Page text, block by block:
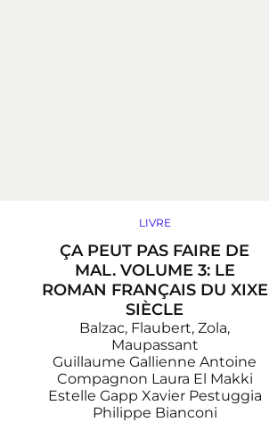
LIVRE
ÇA PEUT PAS FAIRE DE
MAL. VOLUME 3: LE
ROMAN FRANÇAIS DU XIXE
SIÈCLE
Balzac, Flaubert, Zola,
Maupassant
Guillaume Gallienne Antoine
Compagnon Laura El Makki
Estelle Gapp Xavier Pestuggia
Philippe Bianconi